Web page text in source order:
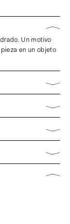
Un motivo
en un objeto